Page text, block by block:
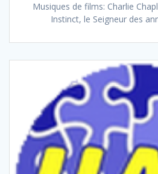
Musiques de films: Charlie
Instinct, le Seigneur des